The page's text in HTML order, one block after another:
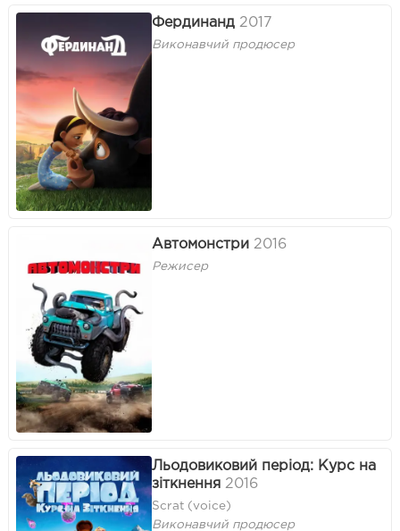
Фердинанд 2017
Виконавчий продюсер
Автомонстри 2016
Режисер
Льодовиковий період: Курс на
зіткнення 2016
Scrat (voice)
Виконавчий продюсер